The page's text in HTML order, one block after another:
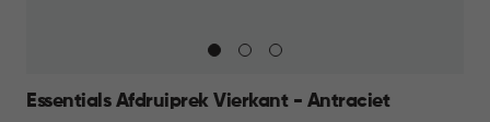
Essentials Afdruiprek Vierkant - Antraciet